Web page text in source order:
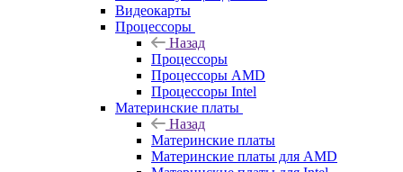
Видеокарты
Процессоры
Назад
Процессоры
Процессоры AMD
Процессоры Intel
Материнские платы
Назад
Материнские платы
Материнские платы для AMD